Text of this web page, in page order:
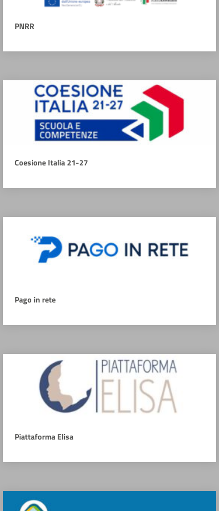
PNRR
Coesione Italia 21-27
Pago in rete
Piattaforma Elisa